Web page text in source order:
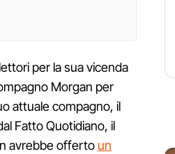
per la sua vicenda
Morgan per
attuale compagno, il
Fatto Quotidiano, il
avrebbe offerto un